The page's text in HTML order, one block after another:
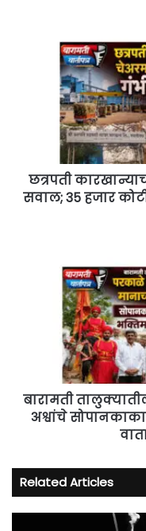
कारखान्याच्या
साखरेची
चोरी
छत्रपती
सवाल; 35 हजार
भक्तिमय
वातावरणात
बारामती
अश्वांचे
Related Articles